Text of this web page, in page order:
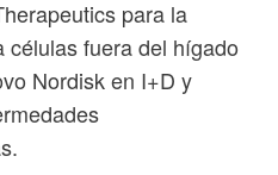
para la
células fuera del hígado
Nordisk en I+D y